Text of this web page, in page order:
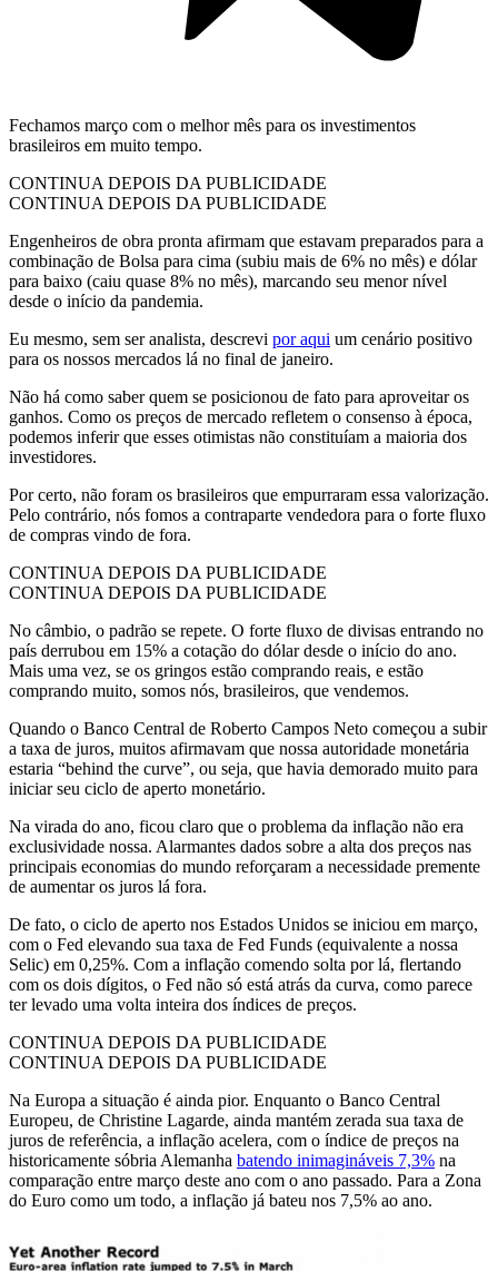
Fechamos março com o melhor mês para os investimentos
brasileiros em muito tempo.
CONTINUA DEPOIS DA PUBLICIDADE
CONTINUA DEPOIS DA PUBLICIDADE
Engenheiros de obra pronta afirmam que estavam preparados para a
combinação de Bolsa para cima (subiu mais de 6% no mês) e dólar
para baixo (caiu quase 8% no mês), marcando seu menor nível
desde o início da pandemia.
Eu mesmo, sem ser analista, descrevi por aqui um cenário positivo
para os nossos mercados lá no final de janeiro.
Não há como saber quem se posicionou de fato para aproveitar os
ganhos. Como os preços de mercado refletem o consenso à época,
podemos inferir que esses otimistas não constituíam a maioria dos
investidores.
Por certo, não foram os brasileiros que empurraram essa valorização.
Pelo contrário, nós fomos a contraparte vendedora para o forte fluxo
de compras vindo de fora.
CONTINUA DEPOIS DA PUBLICIDADE
CONTINUA DEPOIS DA PUBLICIDADE
No câmbio, o padrão se repete. O forte fluxo de divisas entrando no
país derrubou em 15% a cotação do dólar desde o início do ano.
Mais uma vez, se os gringos estão comprando reais, e estão
comprando muito, somos nós, brasileiros, que vendemos.
Quando o Banco Central de Roberto Campos Neto começou a subir
a taxa de juros, muitos afirmavam que nossa autoridade monetária
estaria “behind the curve”, ou seja, que havia demorado muito para
iniciar seu ciclo de aperto monetário.
Na virada do ano, ficou claro que o problema da inflação não era
exclusividade nossa. Alarmantes dados sobre a alta dos preços nas
principais economias do mundo reforçaram a necessidade premente
de aumentar os juros lá fora.
De fato, o ciclo de aperto nos Estados Unidos se iniciou em março,
com o Fed elevando sua taxa de Fed Funds (equivalente a nossa
Selic) em 0,25%. Com a inflação comendo solta por lá, flertando
com os dois dígitos, o Fed não só está atrás da curva, como parece
ter levado uma volta inteira dos índices de preços.
CONTINUA DEPOIS DA PUBLICIDADE
CONTINUA DEPOIS DA PUBLICIDADE
Na Europa a situação é ainda pior. Enquanto o Banco Central
Europeu, de Christine Lagarde, ainda mantém zerada sua taxa de
juros de referência, a inflação acelera, com o índice de preços na
historicamente sóbria Alemanha batendo inimagináveis 7,3% na
comparação entre março deste ano com o ano passado. Para a Zona
do Euro como um todo, a inflação já bateu nos 7,5% ao ano.